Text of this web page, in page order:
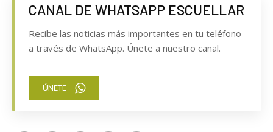
CANAL DE WHATSAPP ESCUELLAR
Recibe las noticias más importantes en tu teléfono
a través de WhatsApp. Únete a nuestro canal.
ÚNETE